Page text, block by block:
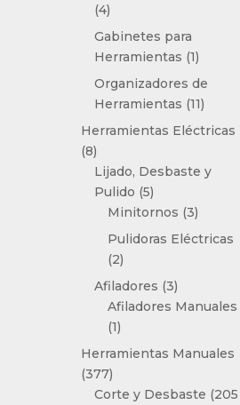
44
productos
Gabinetes para
Herramientas 11
Organizadores de
Herramientas 1111
Herramientas Eléctricas
88
productos
Lijado, Desbaste y
Pulido 55
productos
Minitornos 33
Pulidoras Eléctricas
22
productos
Afiladores 33
productos
Afiladores Manuales
11
producto
Herramientas Manuales
377377
productos
Corte y Desbaste
205